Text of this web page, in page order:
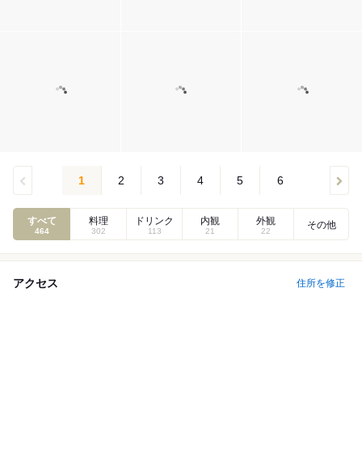
1 2 3 4 5 6
すべて
464
料理
302
ドリンク
113
内観
21
外観
22
その他
アクセス 住所を修正